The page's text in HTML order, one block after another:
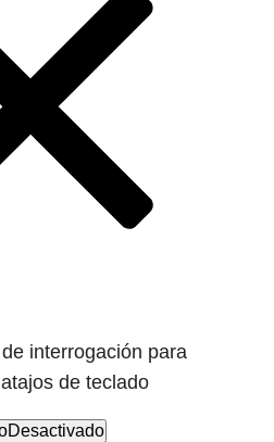
interrogación para
de teclado
Desactivado